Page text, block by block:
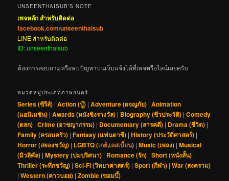
UNSEENTHAISUB’S NOTE
เพจหลัก สำหรับติดต่อ
facebook.com/unseenthaisub
LINE สำหรับติดต่อ
ID: unseenthaisub
ต้องการสอบถามหรือพบปัญหาบนเว็บแจ้งได้ที่เพจหรือไลน์เลยครับ
หมวดหมู่ประเภทภาพยนตร์
Series (ซีรีส์) |Action (บู๊) |Adventure (ผจญภัย) |Animation
(แอนิเมชัน) |Awards (หนังชิงรางวัล) | Biography (ชีวประวัติ) |Comedy
(ตลก) |Crime (อาชญากรรม) | Documentary (สารคดี) | Drama (ชีวิต) |
Family (ครอบครัว) |Fantasy (แฟนตาซี) |History (ประวัติศาสตร์) |
Horror (สยองขวัญ) | LGBTQ (เกย์,เลสเบี้ยน) |Music (เพลง) |Musical
(มิวสิคัล) |Mystery (ปมปริศนา) | Romance (รัก) |Short (หนังสั้น) |
Thriller (ระทึกขวัญ) |Sci-Fi (วิทยาศาสตร์) |Sport (กีฬา) |War (สงคราม)
|Western (คาวบอย) |Zombie (ซอมบี้)